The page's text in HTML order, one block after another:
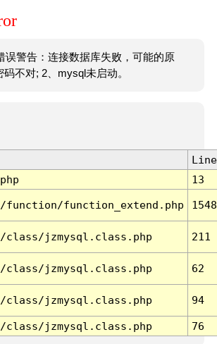
误警告：连接数据库失败，可能的原
不对; 2、mysql未启动。
Line
13
function/function_extend.php 1548
class/jzmysql.class.php 211
class/jzmysql.class.php 62
class/jzmysql.class.php 94
class/jzmysql.class.php 76